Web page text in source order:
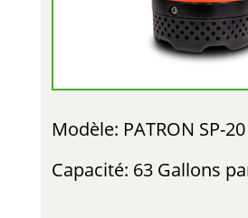
Modèle: PATRON SP-20
Capacité: 63 Gallons